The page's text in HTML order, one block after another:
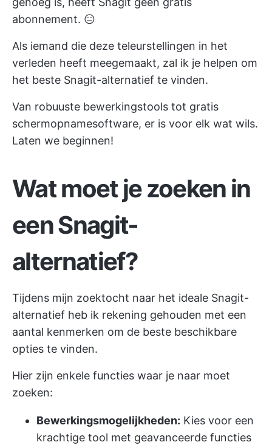
abonnement. 😑
Als iemand die deze teleurstellingen in het
verleden heeft meegemaakt, zal ik je helpen om
het beste Snagit-alternatief te vinden.
Van robuuste bewerkingstools tot gratis
schermopnamesoftware, er is voor elk wat wils.
Laten we beginnen!
Wat moet je zoeken in
een Snagit-
alternatief?
Tijdens mijn zoektocht naar het ideale Snagit-
alternatief heb ik rekening gehouden met een
aantal kenmerken om de beste beschikbare
opties te vinden.
Hier zijn enkele functies waar je naar moet
zoeken:
Bewerkingsmogelijkheden: Kies voor een
krachtige tool met geavanceerde functies